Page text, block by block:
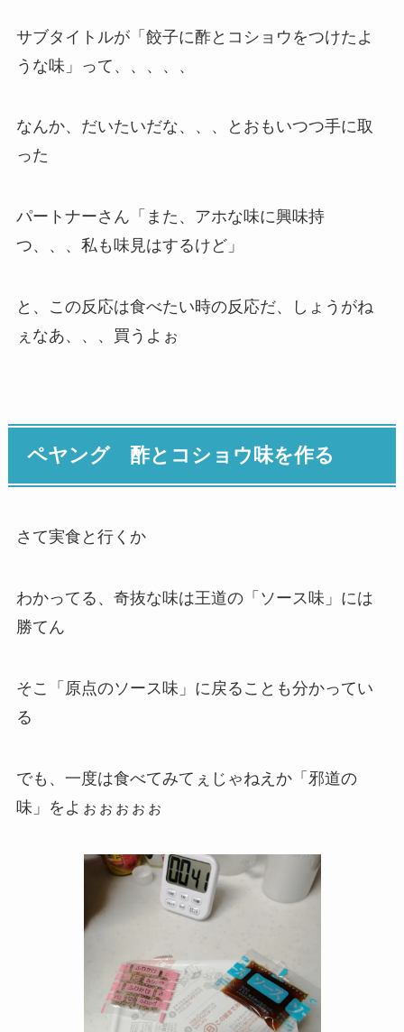
サブタイトルが「餃子に酢とコショウをつけたよ
うな味」って、、、、、
なんか、だいたいだな、、、とおもいつつ手に取
った
パートナーさん「また、アホな味に興味持
つ、、、私も味見はするけど」
と、この反応は食べたい時の反応だ、しょうがね
ぇなあ、、、買うよぉ
ペヤング 酢とコショウ味を作る
さて実食と行くか
わかってる、奇抜な味は王道の「ソース味」には
勝てん
そこ「原点のソース味」に戻ることも分かってい
る
でも、一度は食べてみてぇじゃねえか「邪道の
味」をよぉぉぉぉぉ